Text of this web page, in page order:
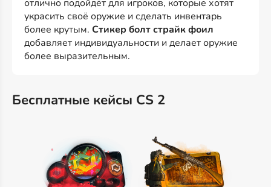
отлично подойдёт для игроков, которые хотят
украсить своё оружие и сделать инвентарь
более крутым. Стикер болт страйк фоил
добавляет индивидуальности и делает оружие
более выразительным.
Бесплатные кейсы CS 2